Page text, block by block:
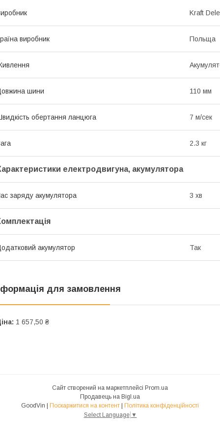
Kraft Dele
виробник Польща
шини 110 мм
обертання ланцюга 7 м/сек
2.3 кг
електродвигуна, акумулятора
заряду акумулятора 3 хв
акумулятор Так
для замовлення
1 657,50 ₴
Сайт створений на маркетплейсі Prom.ua
Продавець на Bigl.ua
GoodVin | Поскаржитися на контент | Політика конфіденційності
Select Language ▼